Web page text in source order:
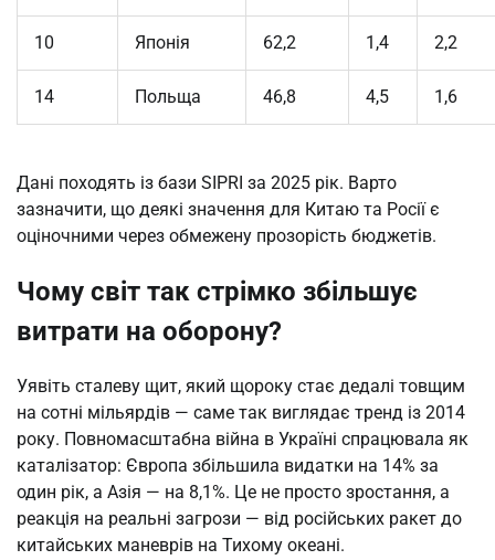
10 Японія 62,2 1,4 2,2
14 Польща 46,8 4,5 1,6
Дані походять із бази SIPRI за 2025 рік. Варто
зазначити, що деякі значення для Китаю та Росії є
оціночними через обмежену прозорість бюджетів.
Чому світ так стрімко збільшує
витрати на оборону?
Уявіть сталеву щит, який щороку стає дедалі товщим
на сотні мільярдів — саме так виглядає тренд із 2014
року. Повномасштабна війна в Україні спрацювала як
каталізатор: Європа збільшила видатки на 14% за
один рік, а Азія — на 8,1%. Це не просто зростання, а
реакція на реальні загрози — від російських ракет до
китайських маневрів на Тихому океані.